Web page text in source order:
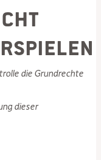
die Grundrechte
dieser